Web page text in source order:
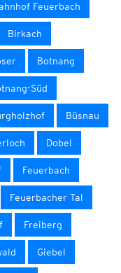
Feuerbach
Birkach
Botnang
Süd
Büsnau
Dobel
Feuerbach
Feuerbacher Tal
Freiberg
Giebel